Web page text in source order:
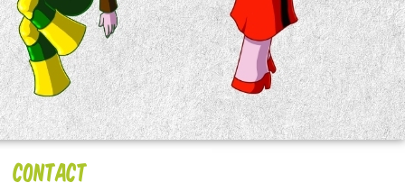
Contact